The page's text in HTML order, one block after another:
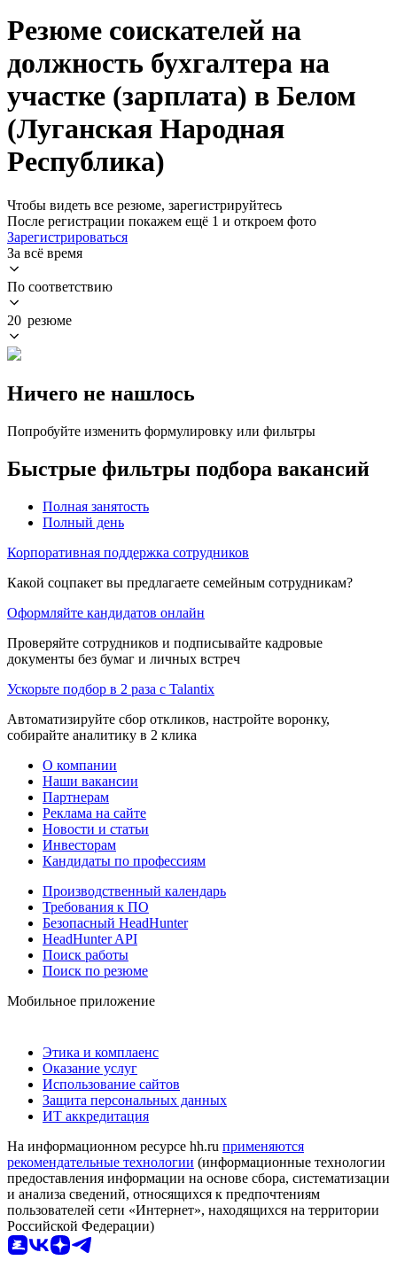
Резюме соискателей на
должность бухгалтера на
участке (зарплата) в Белом
(Луганская Народная
Республика)
Чтобы видеть все резюме, зарегистрируйтесь
После регистрации покажем ещё 1 и откроем фото
Зарегистрироваться
За всё время
По соответствию
20 резюме
Ничего не нашлось
Попробуйте изменить формулировку или фильтры
Быстрые фильтры подбора вакансий
Полная занятость
Полный день
Корпоративная поддержка сотрудников
Какой соцпакет вы предлагаете семейным сотрудникам?
Оформляйте кандидатов онлайн
Проверяйте сотрудников и подписывайте кадровые
документы без бумаг и личных встреч
Ускорьте подбор в 2 раза с Talantix
Автоматизируйте сбор откликов, настройте воронку,
собирайте аналитику в 2 клика
О компании
Наши вакансии
Партнерам
Реклама на сайте
Новости и статьи
Инвесторам
Кандидаты по профессиям
Производственный календарь
Требования к ПО
Безопасный HeadHunter
HeadHunter API
Поиск работы
Поиск по резюме
Мобильное приложение
Этика и комплаенс
Оказание услуг
Использование сайтов
Защита персональных данных
ИТ аккредитация
На информационном ресурсе hh.ru применяются
рекомендательные технологии (информационные технологии
предоставления информации на основе сбора, систематизации
и анализа сведений, относящихся к предпочтениям
пользователей сети «Интернет», находящихся на территории
Российской Федерации)